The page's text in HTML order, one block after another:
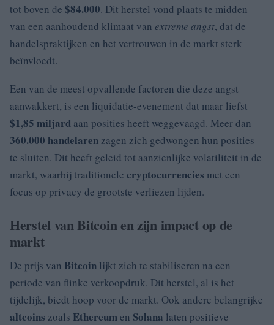
tot boven de $84.000. Dit herstel vond plaats te midden
van een aanhoudend klimaat van extreme angst, dat de
handelspraktijken en het vertrouwen in de markt sterk
beïnvloedt.
Een van de meest opvallende factoren die deze angst
aanwakkert, is een liquidatie-evenement dat maar liefst
$1,85 miljard aan posities heeft weggevaagd. Meer dan
360.000 handelaren zagen zich gedwongen hun posities
te sluiten. Dit heeft geleid tot aanzienlijke volatiliteit in de
markt, waarbij traditionele cryptocurrencies met een
focus op privacy de grootste verliezen lijden.
Herstel van Bitcoin en zijn impact op de
markt
De prijs van Bitcoin lijkt zich te stabiliseren na een
periode van flinke verkoopdruk. Dit herstel, al is het
tijdelijk, biedt hoop voor de markt. Ook andere belangrijke
altcoins zoals Ethereumen Solana laten positieve